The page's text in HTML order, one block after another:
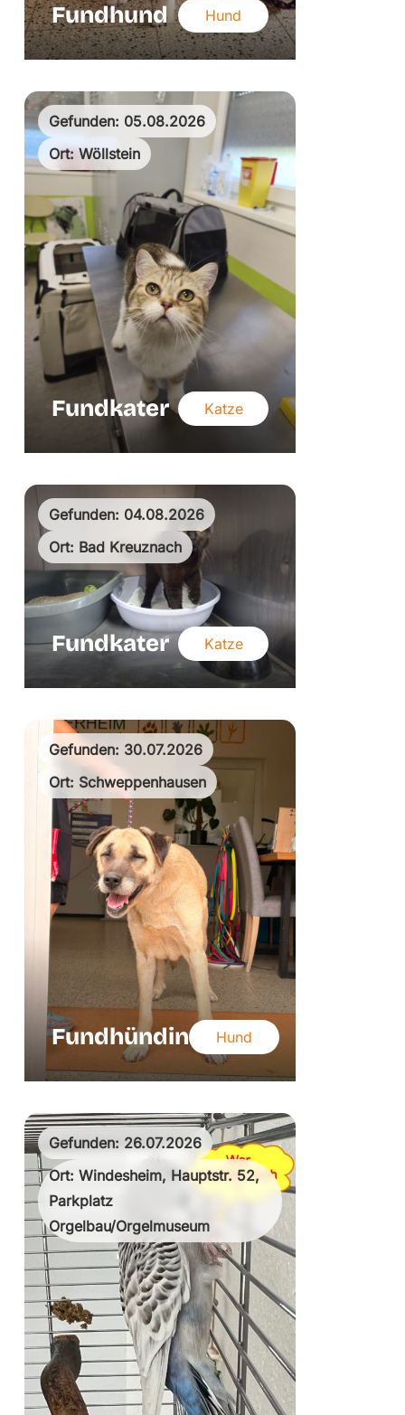
Fundhund Hund
Gefunden: 05.08.2026
Ort: Wöllstein
Fundkater Katze
Gefunden: 04.08.2026
Ort: Bad Kreuznach
Fundkater Katze
Gefunden: 30.07.2026
Ort: Schweppenhausen
Fundhündin Hund
Gefunden: 26.07.2026
Ort: Windesheim, Hauptstr. 52,
Parkplatz
Orgelbau/Orgelmuseum